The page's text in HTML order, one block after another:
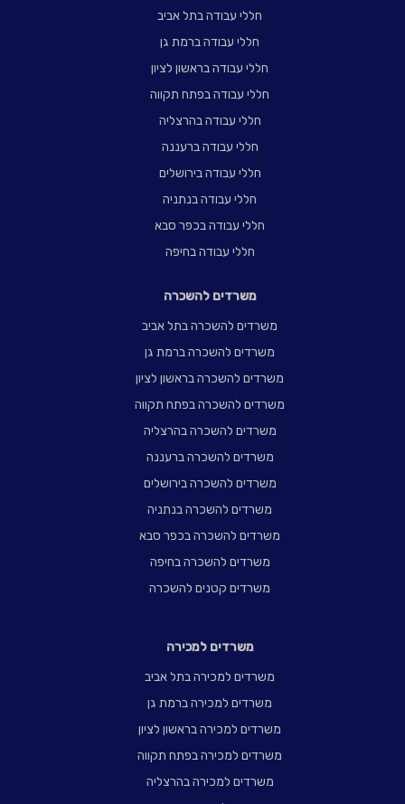
חללי עבודה בתל אביב
חללי עבודה ברמת גן
חללי עבודה בראשון לציון
חללי עבודה בפתח תקווה
חללי עבודה בהרצליה
חללי עבודה ברעננה
חללי עבודה בירושלים
חללי עבודה בנתניה
חללי עבודה בכפר סבא
חללי עבודה בחיפה
משרדים להשכרה
משרדים להשכרה בתל אביב
משרדים להשכרה ברמת גן
משרדים להשכרה בראשון לציון
משרדים להשכרה בפתח תקווה
משרדים להשכרה בהרצליה
משרדים להשכרה ברעננה
משרדים להשכרה בירושלים
משרדים להשכרה בנתניה
משרדים להשכרה בכפר סבא
משרדים להשכרה בחיפה
משרדים קטנים להשכרה
משרדים למכירה
משרדים למכירה בתל אביב
משרדים למכירה ברמת גן
משרדים למכירה בראשון לציון
משרדים למכירה בפתח תקווה
משרדים למכירה בהרצליה